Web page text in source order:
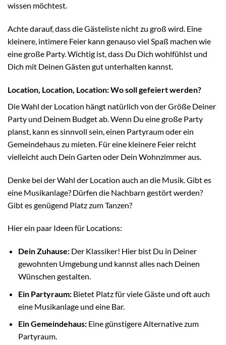
wissen möchtest.
Achte darauf, dass die Gästeliste nicht zu groß wird. Eine
kleinere, intimere Feier kann genauso viel Spaß machen wie
eine große Party. Wichtig ist, dass Du Dich wohlfühlst und
Dich mit Deinen Gästen gut unterhalten kannst.
Location, Location, Location: Wo soll gefeiert werden?
Die Wahl der Location hängt natürlich von der Größe Deiner
Party und Deinem Budget ab. Wenn Du eine große Party
planst, kann es sinnvoll sein, einen Partyraum oder ein
Gemeindehaus zu mieten. Für eine kleinere Feier reicht
vielleicht auch Dein Garten oder Dein Wohnzimmer aus.
Denke bei der Wahl der Location auch an die Musik. Gibt es
eine Musikanlage? Dürfen die Nachbarn gestört werden?
Gibt es genügend Platz zum Tanzen?
Hier ein paar Ideen für Locations:
Dein Zuhause:Der Klassiker! Hier bist Du in Deiner
gewohnten Umgebung und kannst alles nach Deinen
Wünschen gestalten.
Ein Partyraum:Bietet Platz für viele Gäste und oft auch
eine Musikanlage und eine Bar.
Ein Gemeindehaus:Eine günstigere Alternative zum
Partyraum.